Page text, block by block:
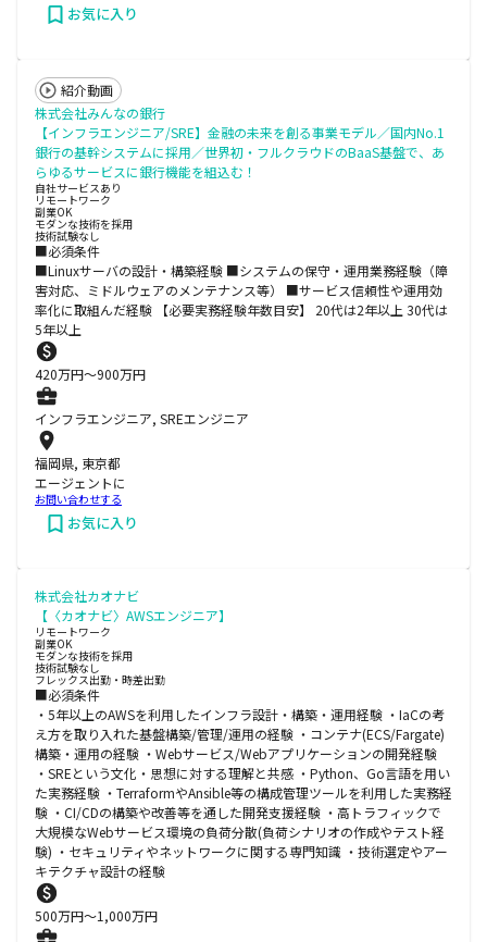
お気に入り
紹介動画
株式会社みんなの銀行
【インフラエンジニア/SRE】金融の未来を創る事業モデル／国内No.1
銀行の基幹システムに採用／世界初・フルクラウドのBaaS基盤で、あ
らゆるサービスに銀行機能を組込む！
自社サービスあり
リモートワーク
副業OK
モダンな技術を採用
技術試験なし
■必須条件
■Linuxサーバの設計・構築経験 ■システムの保守・運用業務経験（障
害対応、ミドルウェアのメンテナンス等） ■サービス信頼性や運用効
率化に取組んだ経験 【必要実務経験年数目安】 20代は2年以上 30代は
5年以上
420万円〜900万円
インフラエンジニア, SREエンジニア
福岡県, 東京都
エージェントに
お問い合わせする
お気に入り
株式会社カオナビ
【〈カオナビ〉AWSエンジニア】
リモートワーク
副業OK
モダンな技術を採用
技術試験なし
フレックス出勤・時差出勤
■必須条件
・5年以上のAWSを利用したインフラ設計・構築・運用経験 ・IaCの考
え方を取り入れた基盤構築/管理/運用の経験 ・コンテナ(ECS/Fargate)
構築・運用の経験 ・Webサービス/Webアプリケーションの開発経験
・SREという文化・思想に対する理解と共感 ・Python、Go言語を用い
た実務経験 ・TerraformやAnsible等の構成管理ツールを利用した実務経
験 ・CI/CDの構築や改善等を通した開発支援経験 ・高トラフィックで
大規模なWebサービス環境の負荷分散(負荷シナリオの作成やテスト経
験) ・セキュリティやネットワークに関する専門知識 ・技術選定やアー
キテクチャ設計の経験
500万円〜1,000万円